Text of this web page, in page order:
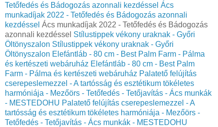
Tetőfedés és Bádogozás azonnali kezdéssel Ács
munkadíjak 2022 - Tetőfedés és Bádogozás azonnali
kezdéssel Ács munkadíjak 2022 - Tetőfedés és Bádogozás
azonnali kezdéssel Stílustippek vékony uraknak - Győri
Öltönyszalon Stílustippek vékony uraknak - Győri
Öltönyszalon Elefántláb - 80 cm - Best Palm Farm - Pálma
és kertészeti webáruház Elefántláb - 80 cm - Best Palm
Farm - Pálma és kertészeti webáruház Palatető felújítás
cserepeslemezzel - A tartósság és esztétikum tökéletes
harmóniája - Mezőörs - Tetőfedés - Tetőjavítás - Ács munkák
- MESTEDOHU Palatető felújítás cserepeslemezzel - A
tartósság és esztétikum tökéletes harmóniája - Mezőörs -
Tetőfedés - Tetőjavítás - Ács munkák - MESTEDOHU